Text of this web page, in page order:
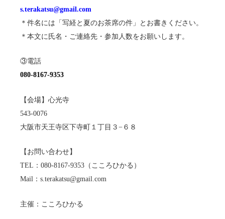
s.terakatsu@gmail.com
＊件名には「写経と夏のお茶席の件」とお書きください。
＊本文に氏名・ご連絡先・参加人数をお願いします。
③電話
080-8167-9353
【会場】心光寺
543-0076
大阪市天王寺区下寺町１丁目３−６８
【お問い合わせ】
TEL：080-8167-9353（こころひかる）
Mail：s.terakatsu@gmail.com
主催：こころひかる